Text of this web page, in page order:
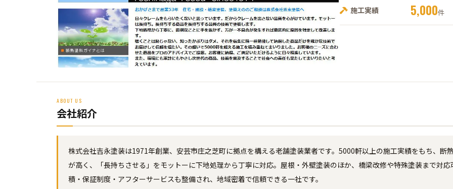
施工実績 5,000件
ABOUT US
会社紹介
株式会社吉永塗装は1971年創業、安芸市庄之芝町に拠点を構える老舗塗装業者です。5000軒以上の施工実績をもち、断
が高く、「長持ちさせる」をモットーに下地処理から丁寧に対応。屋根・外壁塗装のほか、橋梁改修や特殊塗装まで対
積・保証制度・アフターサービスも整備され、地域密着で信頼できる一社です。